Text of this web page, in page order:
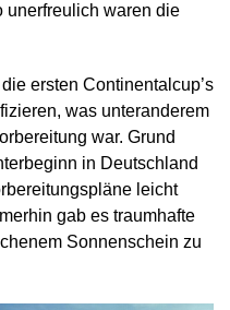
unerfreulich waren die
ersten Continentalcup’s
was unteranderem
war. Grund
in Deutschland
leicht
gab es traumhafte
Sonnenschein zu